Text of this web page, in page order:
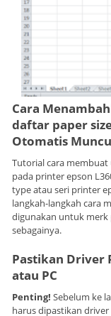
Cara
daftar paper
Otomatis
Tutorial cara
pada printer epson
type atau seri printer
langkah-langkah cara
digunakan untuk merk
sebagainya.
Pastikan Driver
atau PC
Penting! Sebelum ke
harus dipastikan